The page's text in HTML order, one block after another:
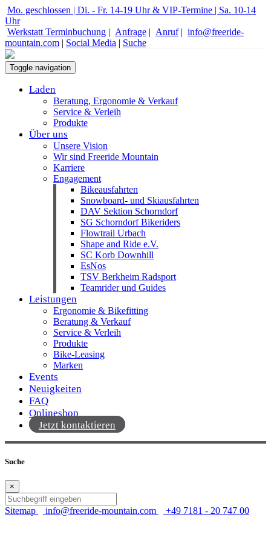
Mo. geschlossen | Di. - Fr. 14-19 Uhr & VIP-Termine | Sa. 10-14
Uhr
Werkstatt Terminbuchung | Anfrage | Anruf| info@freeride-
mountain.com | Social Media | Suche
Toggle navigation
Laden
Beratung, Ergonomie & Verkauf
Service & Verleih
Produkte
Über uns
Unsere Vision
Wir sind Freeride Mountain
Karriere
Engagement
Bikeausfahrten
Snowboard- und Skiausfahrten
DAV Sektion Schorndorf
SG Schorndorf Bikeriders
Flowtrail Urbach
Shape and Ride e.V.
SC Korb Downhill
EsNos
TSV Berkheim Radsport
Teamrider und Guides
Leistungen
Ergonomie & Bikefitting
Beratung & Verkauf
Service & Verleih
Produkte
Bike-Leasing
Marken
Events
Neuigkeiten
FAQ
Onlineshop
Jetzt kontaktieren
Suche
×
Sitemap info@freeride-mountain.com +49 7181 - 20 747 00